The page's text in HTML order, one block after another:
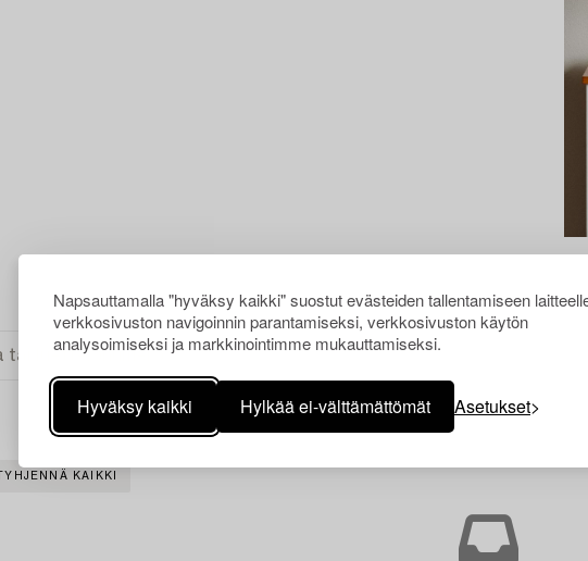
Napsauttamalla "hyväksy kaikki" suostut evästeiden tallentamiseen
verkkosivuston navigoinnin parantamiseksi, verkkosivuston käytön
analysoimiseksi ja markkinointimme mukauttamiseksi.
Hyväksy kaikki Hylkää ei-välttämättömät Asetukset
TYHJENNÄ KAIKKI